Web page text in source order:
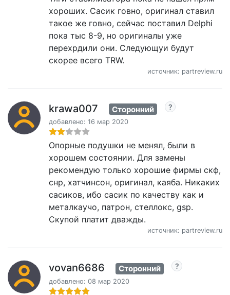
хороших. Сасик говно, оригинал ставил
такое же говно, сейчас поставил Delphi
пока тыс 8-9, но оригиналы уже
перехрдили они. Следующуи будут
скорее всего TRW.
источник: partreview.ru
krawa007 Сторонний
добавлено: 16 мар 2020
Опорные подушки не менял, были в
хорошем состоянии. Для замены
рекомендую только хорошие фирмы скф,
снр, хатчинсон, оригинал, каяба. Никаких
сасиков, ибо сасик по качеству как и
металкаучо, патрон, стеллокс, gsp.
Скупой платит дважды.
источник: partreview.ru
vovan6686 Сторонний
добавлено: 08 мар 2020